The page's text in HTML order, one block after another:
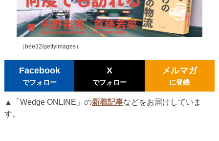
（bee32/gettyimages）
Facebook
でフォロー
X
でフォロー
メルマガ
に登録
▲「Wedge ONLINE」の新着記事などをお届けしていま
す。